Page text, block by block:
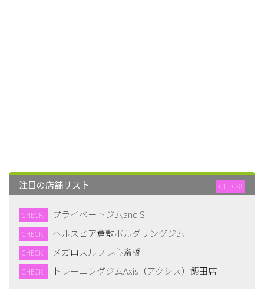
注目の店舗リスト CHECK!
CHECK! プライベートジムand S
CHECK! ヘルスピア倉敷ボルダリングジム
CHECK! メガロスルフレ心斎橋
CHECK! トレーニングジムAxis（アクシス）飯田店